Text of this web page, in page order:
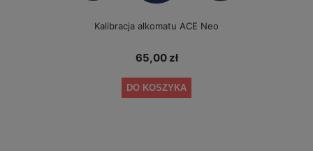
Kalibracja alkomatu ACE Neo
65,00 zł
DO KOSZYKA